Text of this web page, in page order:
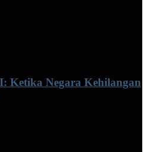
Ketika Negara Kehilangan